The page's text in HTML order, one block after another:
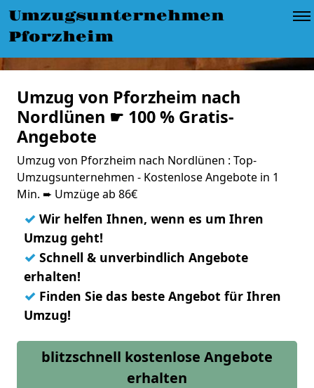
Umzugsunternehmen
Pforzheim
Umzug von Pforzheim nach
Nordlünen ☛ 100 % Gratis-
Angebote
Umzug von Pforzheim nach Nordlünen : Top-
Umzugsunternehmen - Kostenlose Angebote in 1
Min. ➨ Umzüge ab 86€
✓ Wir helfen Ihnen, wenn es um Ihren
Umzug geht!
✓ Schnell & unverbindlich Angebote
erhalten!
✓ Finden Sie das beste Angebot für Ihren
Umzug!
blitzschnell kostenlose Angebote
erhalten